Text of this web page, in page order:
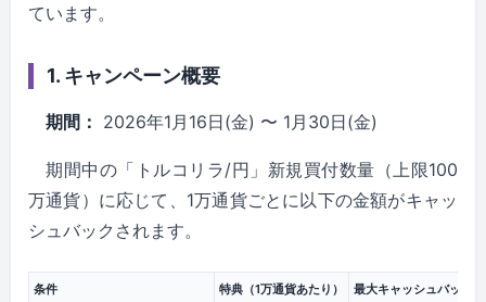
ています。
1. キャンペーン概要
期間： 2026年1月16日(金) 〜 1月30日(金)
期間中の「トルコリラ/円」新規買付数量（上限100
万通貨）に応じて、1万通貨ごとに以下の金額がキャッ
シュバックされます。
条件 特典（1万通貨あたり） 最大キャッシュバック額